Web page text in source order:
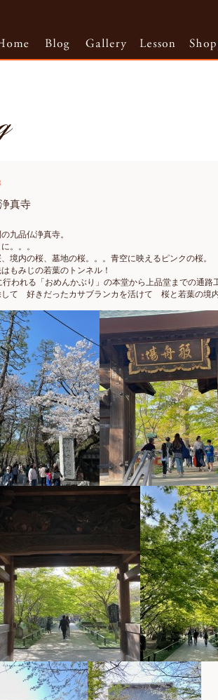
真寺
九品仏浄真寺。
。。。
境内の桜、墓地の桜。。。青空に映えるピンクの桜。
もみじの若葉のトンネル！
われる「おめんかぶり」の本堂から上品堂までの通路
して 好きだったカサブランカを活けて 桜と若葉の境内